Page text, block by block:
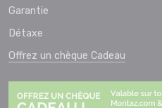
Garantie
Détaxe
Offrez un chèque Cadeau